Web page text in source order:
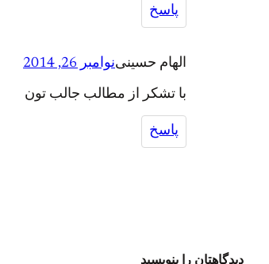
پاسخ
الهام حسینینوامبر 26, 2014
با تشکر از مطالب جالب تون
پاسخ
دیدگاهتان را بنویسید